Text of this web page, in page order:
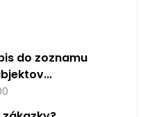
do zoznamu